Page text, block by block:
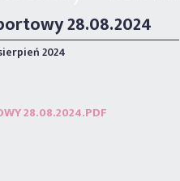
28.08.2024
28.08.2024.PDF